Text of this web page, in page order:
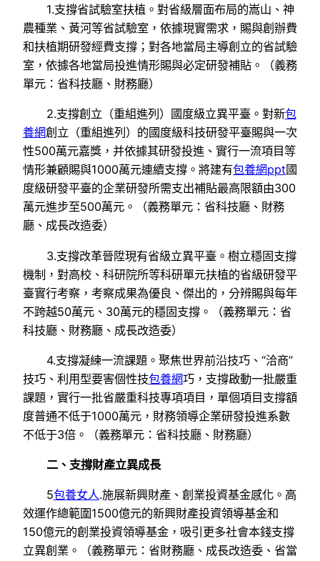
1.支撐省試驗室扶植。對省級層面布局的嵩山、神
農種業、黃河等省試驗室，依據現實需求，賜與創辦費
和扶植期研發經費支撐；對各地當局主導創立的省試驗
室，依據各地當局投進情形賜與必定研發補貼。（義務
單元：省科技廳、財務廳）
2.支撐創立（重組進列）國度級立異平臺。對新包
養網創立（重組進列）的國度級科技研發平臺賜與一次
性500萬元嘉獎，并依據其研發投進、實行一流項目等
情形兼顧賜與1000萬元連續支撐。將建有包養網ppt國
度級研發平臺的企業研發所需支出補貼最高限額由300
萬元進步至500萬元。（義務單元：省科技廳、財務
廳、成長改造委）
3.支撐改革晉陞現有省級立異平臺。樹立穩固支撐
機制，對高校、科研院所等科研單元扶植的省級研發平
臺實行考察，考察成果為優良、傑出的，分辨賜與每年
不跨越50萬元、30萬元的穩固支撐。（義務單元：省
科技廳、財務廳、成長改造委）
4.支撐凝練一流課題。聚焦世界前沿技巧、“洽商”
技巧、利用型要害個性技包養網巧，支撐啟動一批嚴重
課題，實行一批省嚴重科技專項項目，單個項目支撐額
度普通不低于1000萬元，財務領導企業研發投進系數
不低于3倍。（義務單元：省科技廳、財務廳）
二、支撐財產立異成長
5包養女人.施展新興財產、創業投資基金感化。高
效運作總範圍1500億元的新興財產投資領導基金和
150億元的創業投資領導基金，吸引更多社會本錢支撐
立異創業。（義務單元：省財務廳、成長改造委、省當